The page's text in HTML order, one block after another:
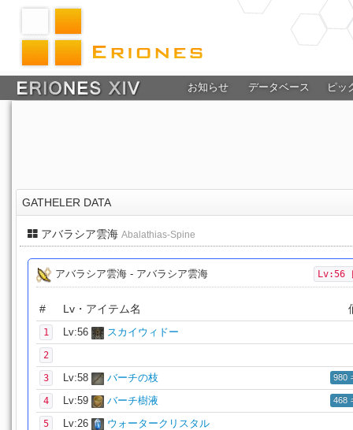
お知らせ データベース ピッ
GATHELER DATA
アバラシア雲海 Abalathias-Spine
アバラシア雲海 - アバラシア雲海 Lv:56
# Lv・アイテム名
1 Lv:56 スカイウィドー
2
3 Lv:58 バーチの枝 980
4 Lv:59 バーチ樹液 468
5 Lv:26 ウォータークリスタル